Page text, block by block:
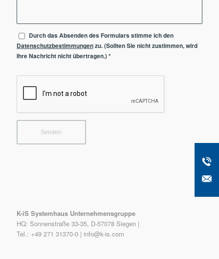
Durch das Absenden des Formulars stimme ich den
Datenschutzbestimmungenzu. (Sollten Sie nicht zustimmen, wird
Ihre Nachricht nicht übertragen.)*
K-iS Systemhaus Unternehmensgruppe
HQ: Sonnenstraße 33-35, D-57078 Siegen |
Tel.: +49 271 31370-0 | info@k-is.com